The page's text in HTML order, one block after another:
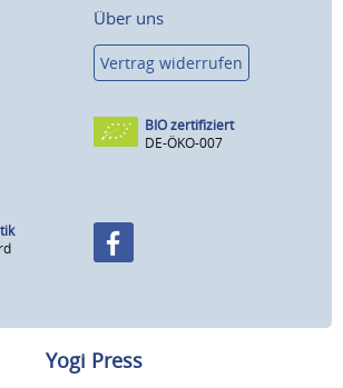
Über uns
Vertrag widerrufen
BIO zertifiziert
DE-ÖKO-007
Yogi Press